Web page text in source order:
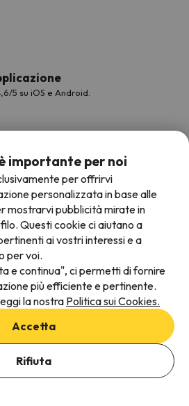
la disponibilità
Date di prenotazione
5 su iOS e Android.
importante per noi
per offrirvi
personalizzata in base alle
mostrarvi pubblicità mirate in
Questi cookie ci aiutano a
ai vostri interessi e a
per voi.
e continua", ci permetti di fornire
più efficiente e pertinente.
la nostra Politica sui Cookies.
Accetta
Rifiuta